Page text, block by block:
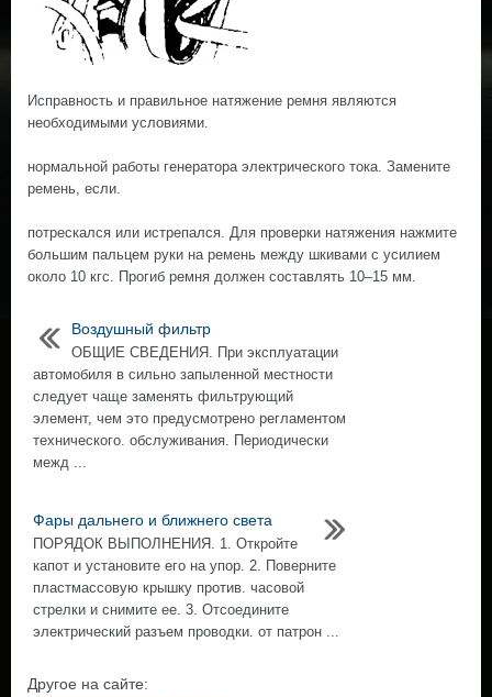
Исправность и правильное натяжение ремня являются
необходимыми условиями.
нормальной работы генератора электрического тока. Замените
ремень, если.
потрескался или истрепался. Для проверки натяжения нажмите
большим пальцем руки на ремень между шкивами с усилием
около 10 кгс. Прогиб ремня должен составлять 10–15 мм.
Воздушный фильтр
ОБЩИЕ СВЕДЕНИЯ. При эксплуатации
автомобиля в сильно запыленной местности
следует чаще заменять фильтрующий
элемент, чем это предусмотрено регламентом
технического. обслуживания. Периодически
межд ...
Фары дальнего и ближнего света
ПОРЯДОК ВЫПОЛНЕНИЯ. 1. Откройте
капот и установите его на упор. 2. Поверните
пластмассовую крышку против. часовой
стрелки и снимите ее. 3. Отсоедините
электрический разъем проводки. от патрон ...
Другое на сайте: